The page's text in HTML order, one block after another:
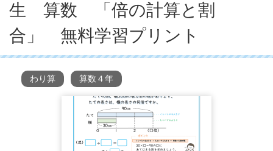
生 算数 「倍の計算と割
合」 無料学習プリント
わり算 算数４年